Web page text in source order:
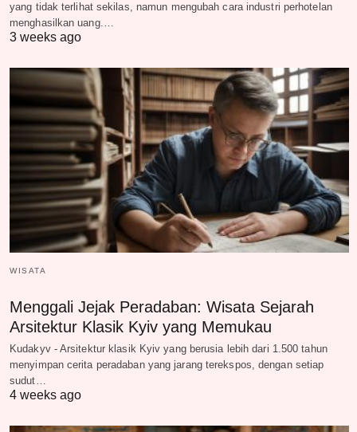
yang tidak terlihat sekilas, namun mengubah cara industri perhotelan
menghasilkan uang.…
3 weeks ago
WISATA
Menggali Jejak Peradaban: Wisata Sejarah
Arsitektur Klasik Kyiv yang Memukau
Kudakyv - Arsitektur klasik Kyiv yang berusia lebih dari 1.500 tahun
menyimpan cerita peradaban yang jarang terekspos, dengan setiap
sudut…
4 weeks ago